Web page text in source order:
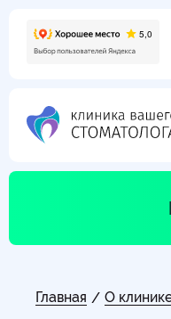
Главная / О